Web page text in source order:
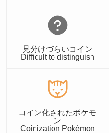
見分けづらいコイン
Difficult to distinguish
コイン化されたポケモ
ン
Coinization Pokémon